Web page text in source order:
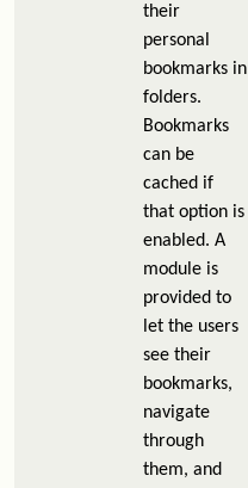
their
personal
bookmarks in
folders.
Bookmarks
can be
cached if
that option is
enabled. A
module is
provided to
let the users
see their
bookmarks,
navigate
through
them, and